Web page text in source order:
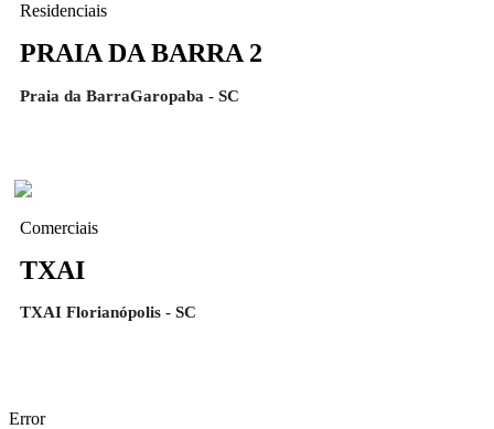
Residenciais
PRAIA DA BARRA 2
Praia da BarraGaropaba - SC
Comerciais
TXAI
TXAI Florianópolis - SC
Error